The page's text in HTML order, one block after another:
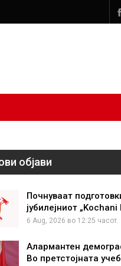
објави
Почнуваат
јубилејниот
6 Aug, 2026 во 12:25 часот.
Алармантен
Во претстојната